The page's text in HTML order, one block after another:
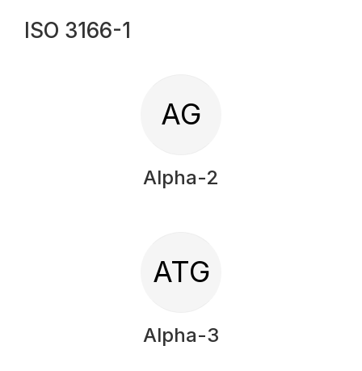
ISO 3166-1
AG
Alpha-2
ATG
Alpha-3